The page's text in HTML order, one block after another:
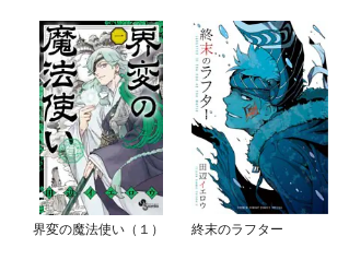
界変の魔法使い（１） 終末のラフター